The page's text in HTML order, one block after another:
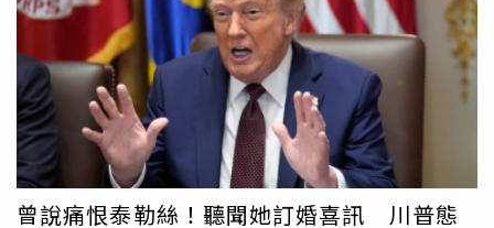
務卿蓬佩奧（Mike Pompeo）。他在3月也取消對前總統拜
登兩名子女杭特（Hunter）與艾許莉（Ashley）的特勤保
護，這兩人原先享有其父以行政命令所賦予的延長保護期。
賀錦麗近期即將展開新書《107天》（107 Days）宣傳行
程，該書回顧她短暫的總統參選歷程。她曾任加州檢察總
長，在2024年總統大選中敗給川普，並宣布不參選明年的
加州州長。加州州長紐森（Gavin Newsom）的發言人薩拉
戴（Bob Salladay）對此決定表示批評，直言「公職人員的
曾說痛恨泰勒絲！聽聞她訂婚喜訊 川普態